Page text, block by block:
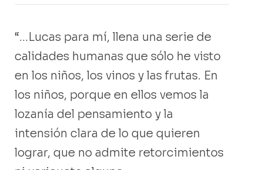
“…Lucas para mí, llena una serie de
calidades humanas que sólo he visto
en los niños, los vinos y las frutas. En
los niños, porque en ellos vemos la
lozanía del pensamiento y la
intensión clara de lo que quieren
lograr, que no admite retorcimientos